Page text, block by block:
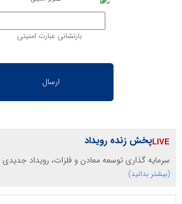
بازنشانی عبارت امنیتی
پخش زنده رویداد
سرمایه گذاری توسعه معادن و فلزات، رویداد
(بیشتر بدانید)